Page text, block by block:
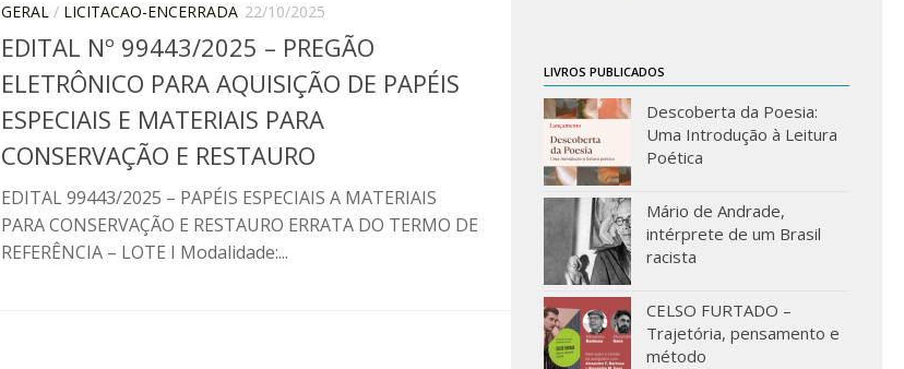
GERAL / LICITACAO-ENCERRADA 22/10/2025
EDITAL Nº 99443/2025 – PREGÃO
ELETRÔNICO PARA AQUISIÇÃO DE PAPÉIS
ESPECIAIS E MATERIAIS PARA
CONSERVAÇÃO E RESTAURO
EDITAL 99443/2025 – PAPÉIS ESPECIAIS A MATERIAIS
PARA CONSERVAÇÃO E RESTAURO ERRATA DO TERMO DE
REFERÊNCIA – LOTE I Modalidade:...
LIVROS PUBLICADOS
Descoberta da Poesia:
Uma Introdução à Leitura
Poética
Mário de Andrade,
intérprete de um Brasil
racista
CELSO FURTADO –
Trajetória, pensamento e
método